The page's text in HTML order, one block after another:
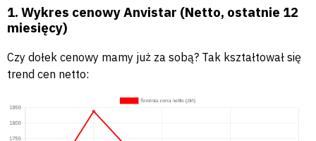
1. Wykres cenowy Anvistar (Netto, ostatnie 12
miesięcy)
Czy dołek cenowy mamy już za sobą? Tak kształtował się
trend cen netto: